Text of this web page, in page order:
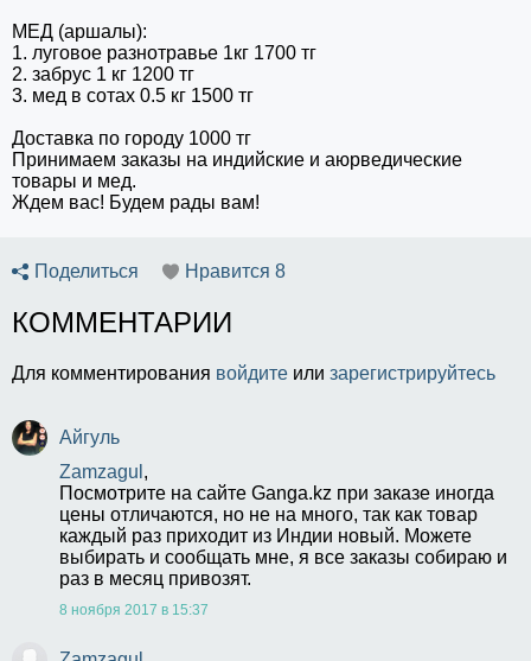
МЕД (аршалы):
1. луговое разнотравье 1кг 1700 тг
2. забрус 1 кг 1200 тг
3. мед в сотах 0.5 кг 1500 тг
Доставка по городу 1000 тг
Принимаем заказы на индийские и аюрведические
товары и мед.
Ждем вас! Будем рады вам!
Поделиться Нравится 8
КОММЕНТАРИИ
Для комментирования войдите или зарегистрируйтесь
Айгуль
Zamzagul ,
Посмотрите на сайте Ganga.kz при заказе иногда
цены отличаются, но не на много, так как товар
каждый раз приходит из Индии новый. Можете
выбирать и сообщать мне, я все заказы собираю и
раз в месяц привозят.
8 ноября 2017 в 15:37